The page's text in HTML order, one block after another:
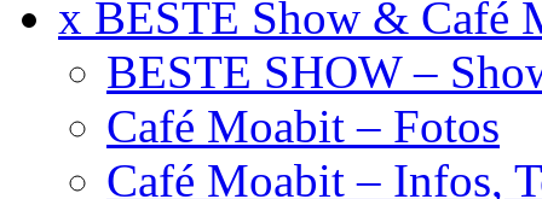
x BESTE Show & Café
BESTE SHOW –
Café Moabit – Fotos
Café Moabit – Infos,